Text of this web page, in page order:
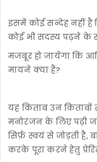
इसमें कोई सन्देह नहीं है
कोई भी सदस्य पढ़ने के
मजबूर हो जायेगा कि
मायने क्या हैं?
यह किताब उन
मनोरंजन के लिए पढ़ी
सिर्फ़ स्वयं से जोड़ती है,
करके पूरा करने हेतु